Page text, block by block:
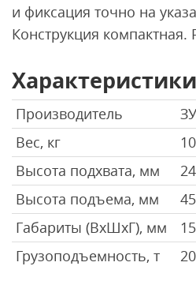
и фиксация точно на
Конструкция компактная.
Характеристики
Производитель
Вес, кг
Высота подхвата, мм
Высота подъема, мм
Габариты (ВхШхГ), мм
Грузоподъемность, т
20